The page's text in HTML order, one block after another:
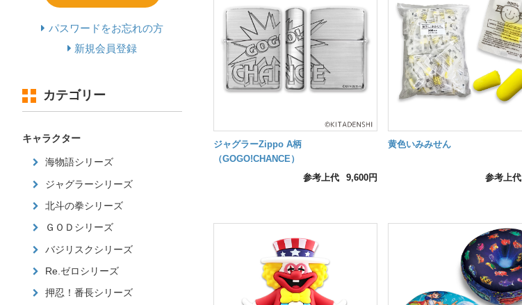
ジャグラーZippo A柄
（GOGO!CHANCE）
参考上代
9,600円
黄色いみみせん
参考上代
パスワードをお忘れの方
新規会員登録
カテゴリー
キャラクター
海物語シリーズ
ジャグラーシリーズ
北斗の拳シリーズ
ＧＯＤシリーズ
バジリスクシリーズ
Re.ゼロシリーズ
押忍！番長シリーズ